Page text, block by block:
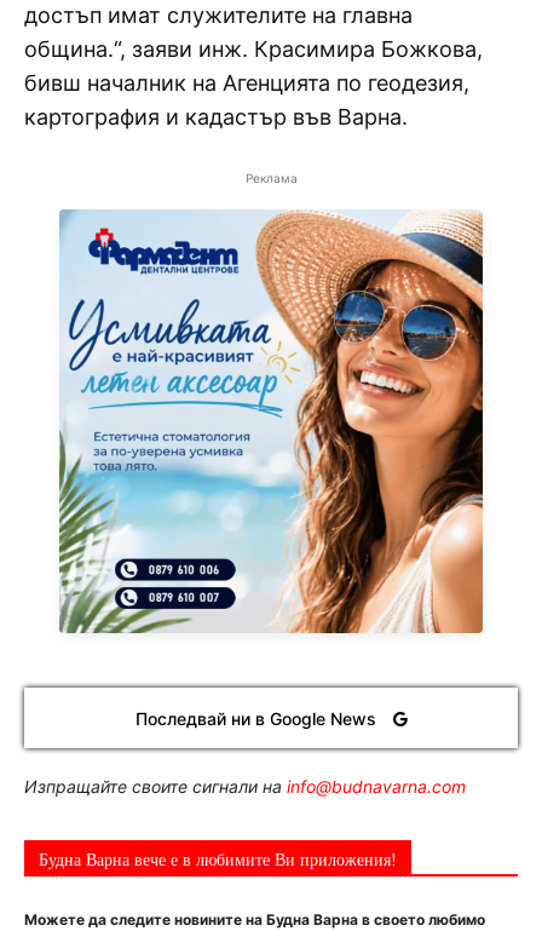
достъп имат служителите на главна
община.“, заяви инж. Красимира Божкова,
бивш началник на Агенцията по геодезия,
картография и кадастър във Варна.
Реклама
Последвай ни в Google News
Изпращайте своите сигнали на info@budnavarna.com
Будна Варна вече е в любимите Ви приложения!
Можете да следите новините на Будна Варна в своето любимо